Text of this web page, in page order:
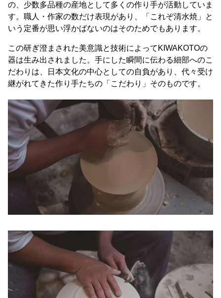
の、少数多品種の産地として多くの作り手が活動していま
す。職人・作家の数だけ表現があり、「これぞ清水焼」と
いう定番が思い浮かばないのはそのためでもあります。
この研ぎ澄まされた美意識と技術によってKIWAKOTOの
器は生み出されました。手にした瞬間に伝わる細部へのこ
だわりは、日本文化の中心としての自負があり、代々受け
継がれてきた作り手たちの「こだわり」そのものです。